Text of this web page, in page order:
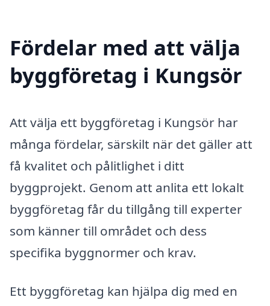
Fördelar med att välja
byggföretag i Kungsör
Att välja ett byggföretag i Kungsör har
många fördelar, särskilt när det gäller att
få kvalitet och pålitlighet i ditt
byggprojekt. Genom att anlita ett lokalt
byggföretag får du tillgång till experter
som känner till området och dess
specifika byggnormer och krav.
Ett byggföretag kan hjälpa dig med en